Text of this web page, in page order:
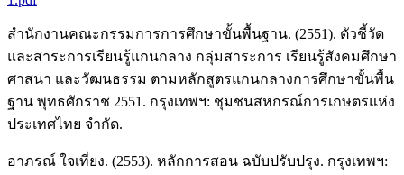
สำนักงานคณะกรรมการการศึกษาขั้นพื้นฐาน. (2551). ตัวชี้วัด
และสาระการเรียนรู้แกนกลาง กลุ่มสาระการ เรียนรู้สังคมศึกษา
ศาสนา และวัฒนธรรม ตามหลักสูตรแกนกลางการศึกษาขั้นพื้น
ฐาน พุทธศักราช 2551. กรุงเทพฯ: ชุมชนสหกรณ์การเกษตรแห่ง
ประเทศไทย จำกัด.
อาภรณ์ ใจเที่ยง. (2553). หลักการสอน ฉบับปรับปรุง. กรุงเทพฯ: